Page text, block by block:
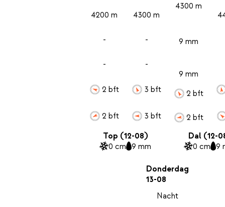
4200 m
-
-
2 bft
2 bft
4300 m
-
-
3 bft
3 bft
4300 m
9 mm
9 mm
2 bft
2 bft
Top (12-08)
0 cm 9 mm
Dal (12-
0 cm 9
Donderdag
13-08
Nacht